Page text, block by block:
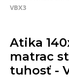
nachádzate:
VBX3
Atika
matrac
tuhosť -